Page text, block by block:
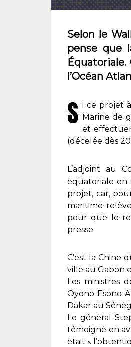
Selon le
pense que
l’Océan
S i ce projet
Marine de
et
(décelée dès
L’adjoint au
équatoriale en
projet, car,
maritime
pour que le
presse.
C’est la Chine
ville au Gabon
Les ministres
Oyono Esono
Dakar au
Le général
témoigné en
était «